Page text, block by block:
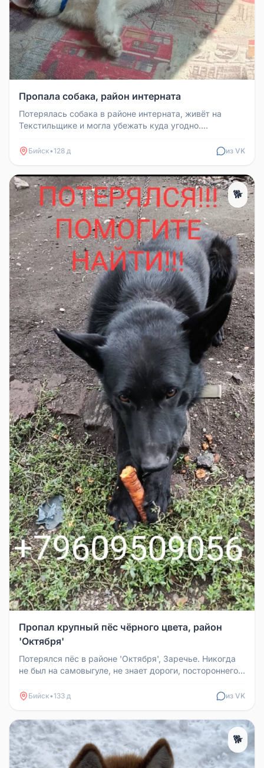
Пропала собака, район интерната
Потерялась собака в районе интерната, живёт на
Текстильщике и могла убежать куда угодно.
Бийск•128 д из VK
🐕
Пропал крупный пёс чёрного цвета, район
'Октября'
Потерялся пёс в районе 'Октября', Заречье. Никогда
не был на самовыгуле, не знает дороги, постороннего
Бийск•133 д из VK
🐕